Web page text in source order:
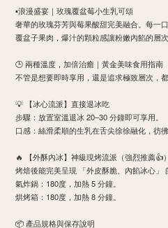
▪​浪漫盛宴｜玫瑰覆盆莓小生乳可頌
奢華的玫瑰芬芳與莓果酸甜完美融合。每一
覆盆子果肉，爆汁的顆粒感讓粉嫩內餡的層次
​🕒 兩種溫度，加倍治癒｜黃金美味食用指南
不管是想要即時享用，還是追求極致層次，
​💡 【冰心流派】直接退冰吃
​步驟：放置室溫退冰 20–30 分鐘即可享用。
口感：絲滑柔順的生乳在舌尖徐徐融化，彷
​🔥 【外酥內冰】神級現烤流派（強烈推薦👍）
烤焙後能完美呈現 「外皮酥脆、內餡冰心」
​氣炸鍋：180度，加熱 5 分鐘。
​烘烤箱：180度，加熱 8 分鐘。
​📦 產品規格與保存說明